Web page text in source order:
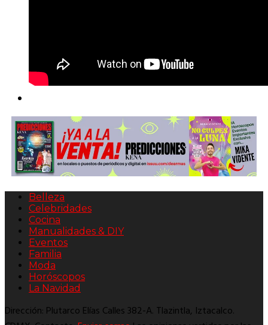
Belleza
Celebridades
Cocina
Manualidades & DIY
Eventos
Familia
Moda
Horóscopos
La Navidad
Dirección: Plutarco Elías Calles 382-A. Tlazintla, Iztacalco.